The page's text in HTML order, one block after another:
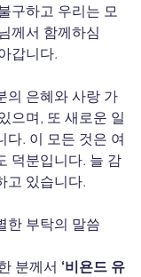
구하고 우리는 모
께서 함께하심
갑니다.
은혜와 사랑 가
으며, 또 새로운 일
. 이 모든 것은 여
덕분입니다. 늘 감
고 있습니다.
한 부탁의 말씀
분께서 ‘비욘드 유